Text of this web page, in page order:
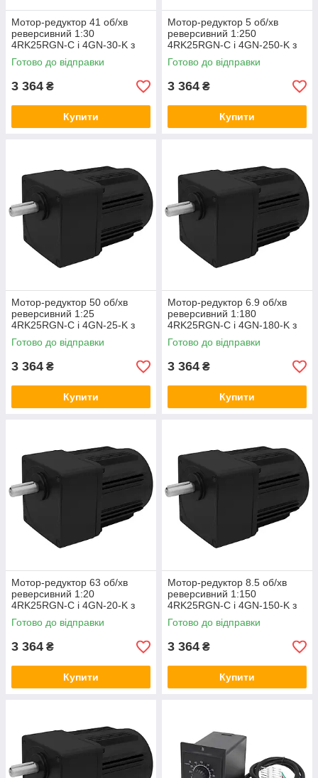
Мотор-редуктор 41 об/хв
реверсивний 1:30
4RK25RGN-C і 4GN-30-K з
регульованою швидкістю,
асинхронний двигун
Готово до відправки
3 364 ₴
Купити
Мотор-редуктор 5 об/хв
реверсивний 1:250
4RK25RGN-C і 4GN-250-K з
регульованою швидкістю,
асинхронний двигун
Готово до відправки
3 364 ₴
Купити
Мотор-редуктор 50 об/хв
реверсивний 1:25
4RK25RGN-C і 4GN-25-K з
регульованою швидкістю
Готово до відправки
3 364 ₴
Купити
Мотор-редуктор 6.9 об/хв
реверсивний 1:180
4RK25RGN-C і 4GN-180-K з
регульованою швидкістю
Готово до відправки
3 364 ₴
Купити
Мотор-редуктор 63 об/хв
реверсивний 1:20
4RK25RGN-C і 4GN-20-K з
регульованою швидкістю,
асинхронний двигун
Готово до відправки
3 364 ₴
Купити
Мотор-редуктор 8.5 об/хв
реверсивний 1:150
4RK25RGN-C і 4GN-150-K з
регульованою швидкістю,
асинхронний двигун
Готово до відправки
3 364 ₴
Купити